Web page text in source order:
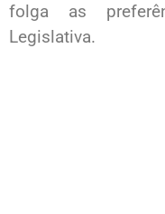
folga as
Legislativa.